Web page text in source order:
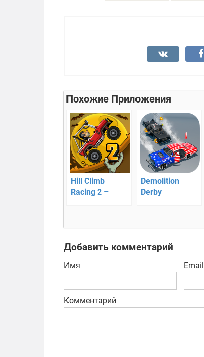
Похожие Приложения
Hill Climb
Racing 2 –
Demolition
Derby
на выживание!
Добавить комментарий
Имя Email
Комментарий